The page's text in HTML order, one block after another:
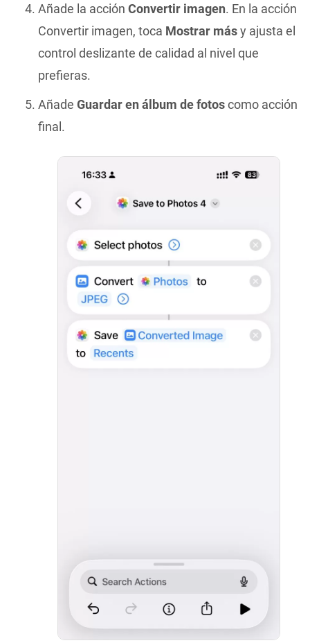
Añade la acción Convertir imagen. En la acción
Convertir imagen, toca Mostrar másy ajusta el
control deslizante de calidad al nivel que
prefieras.
Añade Guardar en álbum de fotoscomo acción
final.